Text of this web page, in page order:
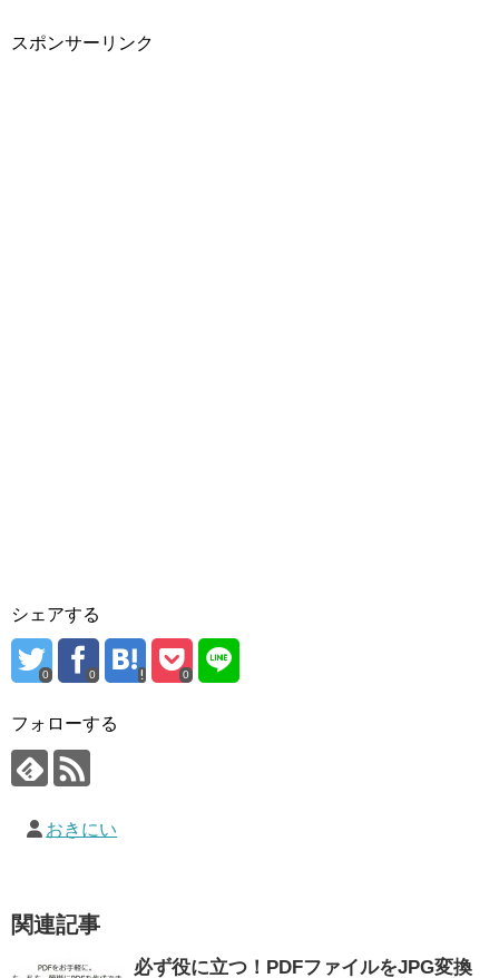
スポンサーリンク
シェアする
0 0 0
フォローする
おきにい
関連記事
必ず役に立つ！PDFファイルをJPG変換